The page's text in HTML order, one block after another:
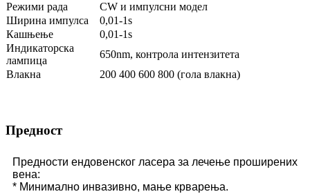
Режими рада
CW и импулсни модел
Ширина импулса
0,01-1s
Кашњење
0,01-1s
Индикаторска
лампица
650nm, контрола интензитета
Влакна
200 400 600 800 (гола влакна)
Предност
Предности ендовенског ласера ​​за лечење проширених
вена:
* Минимално инвазивно, мање крварења.